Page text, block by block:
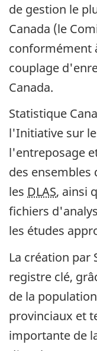
de gestion le
Canada (le
conformément
couplage
Canada.
Statistique
l'Initiative sur
l'entreposage
des
les DLAS, ainsi
fichiers
les études
La création par
registre clé,
de la
provinciaux et
importante de